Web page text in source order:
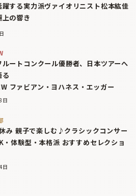
躍する実力派ヴァイオリニスト松本紘佳
の響き
ートコンクール優勝者、日本ツアーへ
る
ファビアン・ヨハネス・エッガー
日
み 親子で楽しむ♪クラシックコンサー
・体験型・本格派 おすすめセレクショ
日